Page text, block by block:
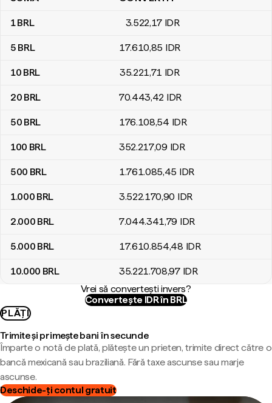
Tabel de conversie reali în rupii indoneziene
1BRL 3.522,17 IDR
5 BRL 17.610,85 IDR
10 BRL 35.221,71 IDR
20 BRL 70.443,42 IDR
50 BRL 176.108,54 IDR
100 BRL 352.217,09 IDR
500 BRL 1.761.085,45 IDR
1.000 BRL 3.522.170,90 IDR
2.000 BRL 7.044.341,79 IDR
5.000 BRL 17.610.854,48 IDR
10.000 BRL 35.221.708,97 IDR
Vrei să convertești invers?
Convertește IDR în BRL
PLĂȚI
Trimite și primește bani în secunde
Împarte o notă de plată, plătește un prieten, trimite direct către o
bancă mexicană sau braziliană. Fără taxe ascunse sau marje
ascunse.
Deschide-ți contul gratuit